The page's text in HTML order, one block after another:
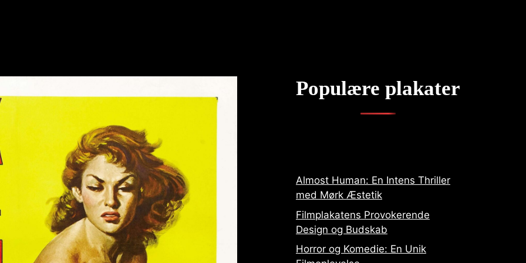
Populære plakater
Almost Human: En Intens Thriller
med Mørk Æstetik
Filmplakatens Provokerende
Design og Budskab
Horror og Komedie: En Unik